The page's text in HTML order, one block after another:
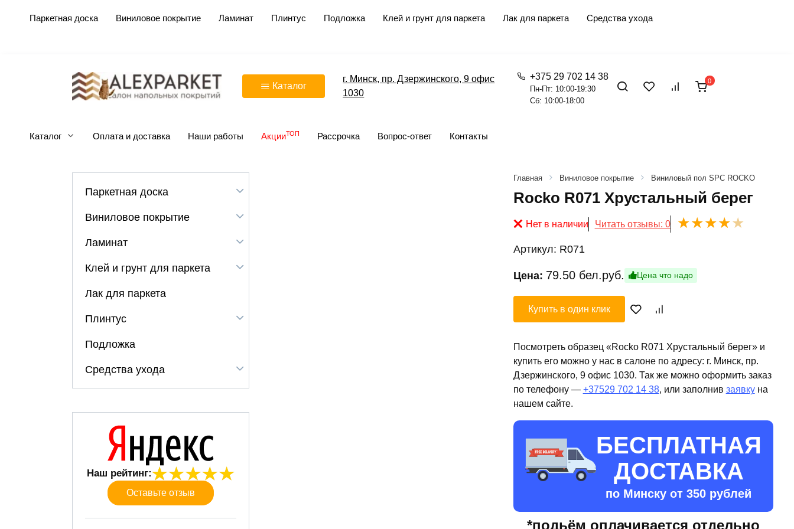
Паркетная доска Виниловое покрытие Ламинат Плинтус Подложка Клей и грунт для паркета Лак для паркета Средства ухода
Каталог
г. Минск, пр. Дзержинского, 9 офис
1030
+375 29 702 14 38
Пн-Пт: 10:00-19:30
Сб: 10:00-18:00
0
Каталог Оплата и доставка Наши работы АкцииТОП Рассрочка Вопрос-ответ Контакты
Главная Виниловое покрытие Виниловый пол SPC ROCKO
Rocko R071 Хрустальный берег
Нет в наличии Читать отзывы: 0
Артикул: R071
Цена: 79.50 бел.руб. Цена что надо
Купить в один клик
Посмотреть образец «Rocko R071 Хрустальный берег» и
купить его можно у нас в салоне по адресу: г. Минск, пр.
Дзержинского, 9 офис 1030. Так же можно оформить заказ
по телефону — +37529 702 14 38, или заполнив заявкуна
нашем сайте.
БЕСПЛАТНАЯ
ДОСТАВКА
по Минску от 350 рублей
*подьём оплачивается отдельно
Паркетная доска
Виниловое покрытие
Ламинат
Клей и грунт для паркета
Лак для паркета
Плинтус
Подложка
Средства ухода
Наш рейтинг:
Оставьте отзыв